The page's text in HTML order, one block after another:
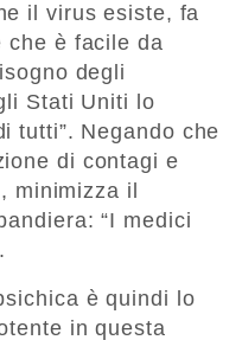
il virus esiste, fa
che è facile da
degli
Stati Uniti lo
tutti”. Negando che
di contagi e
minimizza il
“I medici
è quindi lo
in questa